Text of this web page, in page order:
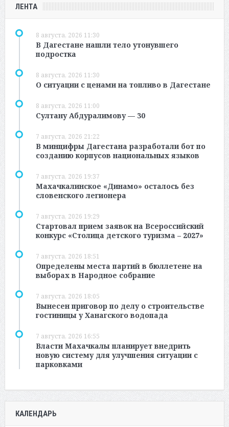
ЛЕНТА
8 августа, 2026 11:30
В Дагестане нашли тело утонувшего
подростка
8 августа, 2026 11:30
О ситуации с ценами на топливо в Дагестане
8 августа, 2026 11:00
Султану Абдуралимову — 30
7 августа, 2026 21:22
В минцифры Дагестана разработали бот по
созданию корпусов национальных языков
7 августа, 2026 19:37
Махачкалинское «Динамо» осталось без
словенского легионера
7 августа, 2026 19:29
Стартовал прием заявок на Всероссийский
конкурс «Столица детского туризма – 2027»
7 августа, 2026 18:51
Определены места партий в бюллетене на
выборах в Народное собрание
7 августа, 2026 18:05
Вынесен приговор по делу о строительстве
гостиницы у Ханагского водопада
7 августа, 2026 16:55
Власти Махачкалы планирует внедрить
новую систему для улучшения ситуации с
парковками
КАЛЕНДАРЬ